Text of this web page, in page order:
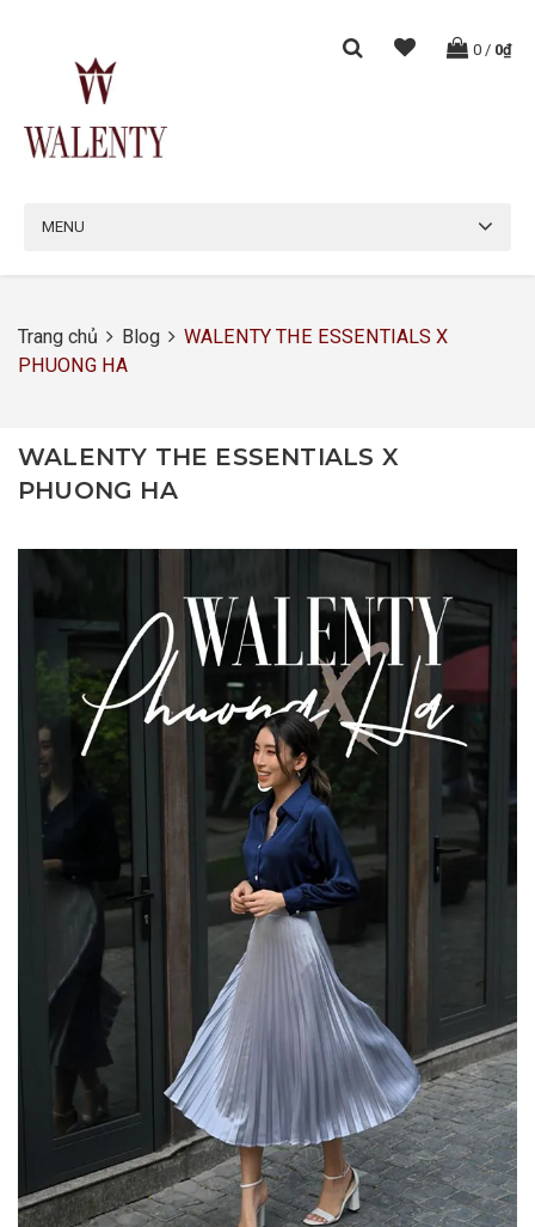
0 / 0₫
MENU
Trang chủ Blog
WALENTY THE ESSENTIALS X
PHUONG HA
WALENTY THE ESSENTIALS X
PHUONG HA